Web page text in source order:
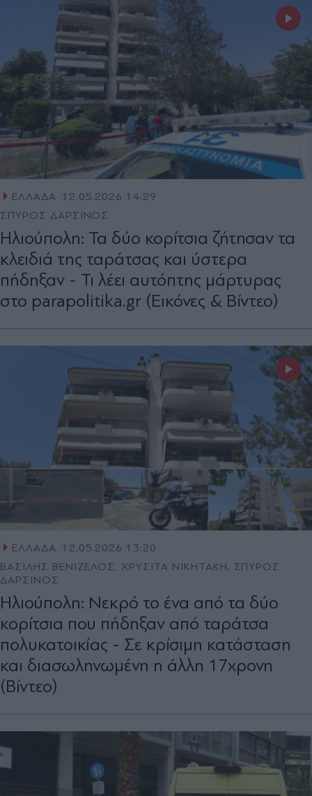
ΕΛΛΑΔΑ 12.05.2026 14:29
ΣΠΥΡΟΣ ΔΑΡΣΙΝΟΣ
Ηλιούπολη: Τα δύο κορίτσια ζήτησαν τα
κλειδιά της ταράτσας και ύστερα
πήδηξαν - Τι λέει αυτόπτης μάρτυρας
στο parapolitika.gr (Εικόνες & Βίντεο)
ΕΛΛΑΔΑ
12.05.2026 13:20
ΒΑΣΙΛΗΣ ΒΕΝΙΖΕΛΟΣ, ΧΡΥΣΙΤΑ ΝΙΚΗΤΑΚΗ, ΣΠΥΡΟΣ
ΔΑΡΣΙΝΟΣ
Ηλιούπολη: Νεκρό το ένα από τα δύο
κορίτσια που πήδηξαν από ταράτσα
πολυκατοικίας - Σε κρίσιμη κατάσταση
και διασωληνωμένη η άλλη 17χρονη
(Βίντεο)